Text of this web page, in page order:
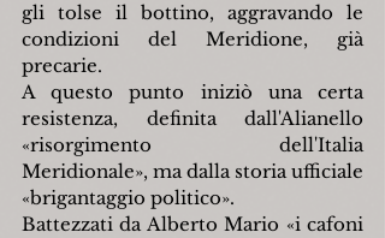
gli tolse il bottino, aggravando le
condizioni del Meridione, già
precarie.
A questo punto iniziò una certa
resistenza, definita dall'Alianello
«risorgimento dell'Italia
Meridionale», ma dalla storia ufficiale
«brigantaggio politico».
Battezzati da Alberto Mario «i cafoni